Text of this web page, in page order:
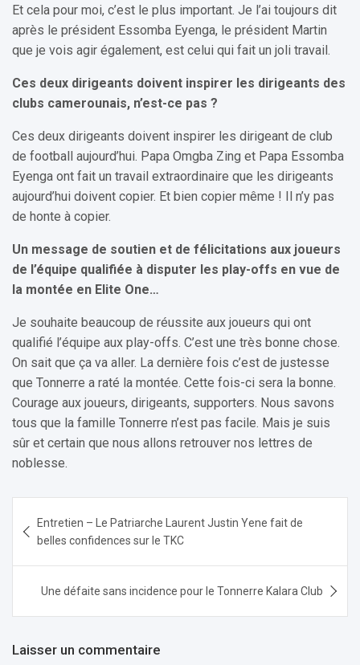
Et cela pour moi, c’est le plus important. Je l’ai toujours dit
après le président Essomba Eyenga, le président Martin
que je vois agir également, est celui qui fait un joli travail.
Ces deux dirigeants doivent inspirer les dirigeants des
clubs camerounais, n’est-ce pas ?
Ces deux dirigeants doivent inspirer les dirigeant de club
de football aujourd’hui. Papa Omgba Zing et Papa Essomba
Eyenga ont fait un travail extraordinaire que les dirigeants
aujourd’hui doivent copier. Et bien copier même ! Il n’y pas
de honte à copier.
Un message de soutien et de félicitations aux joueurs
de l’équipe qualifiée à disputer les play-offs en vue de
la montée en Elite One…
Je souhaite beaucoup de réussite aux joueurs qui ont
qualifié l’équipe aux play-offs. C’est une très bonne chose.
On sait que ça va aller. La dernière fois c’est de justesse
que Tonnerre a raté la montée. Cette fois-ci sera la bonne.
Courage aux joueurs, dirigeants, supporters. Nous savons
tous que la famille Tonnerre n’est pas facile. Mais je suis
sûr et certain que nous allons retrouver nos lettres de
noblesse.
de
l’article
Entretien – Le Patriarche Laurent Justin Yene fait de
belles confidences sur le TKC
Une défaite sans incidence pour le Tonnerre Kalara Club
Laisser un commentaire